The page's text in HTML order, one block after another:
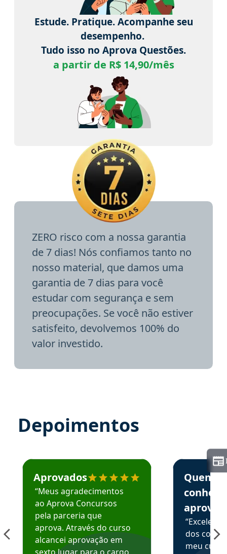
Estude. Pratique. Acompanhe seu
desempenho.
Tudo isso no Aprova Questões.
a partir de R$ 14,90/mês
ZERO risco com a nossa garantia
de 7 dias! Nós confiamos tanto no
nosso material, que damos uma
garantia de 7 dias para você
estudar com segurança e sem
preocupações. Se você não estiver
satisfeito, devolvemos 100% do
valor investido.
Depoimentos
Estudante José recomenda o Aprova Concursos em
Aprovados
“Meus agradecimentos
ao Aprova Concursos
pela parceria que
aprova. Através do curso
alcancei aprovação em
Estudante
Quem
aprova
dos
meu